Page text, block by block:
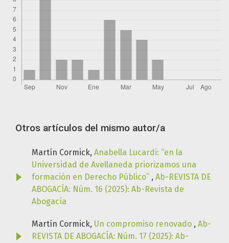
Otros artículos del mismo autor/a
Martín Cormick, Anabella Lucardi: “en la
Universidad de Avellaneda priorizamos una
formación en Derecho Público” , Ab-REVISTA DE
ABOGACÍA: Núm. 16 (2025): Ab-Revista de
Abogacía
Martín Cormick, Un compromiso renovado , Ab-
REVISTA DE ABOGACÍA: Núm. 17 (2025): Ab-